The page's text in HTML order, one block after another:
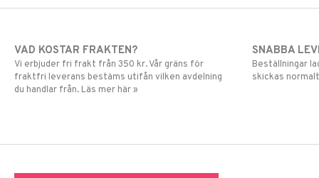
VAD KOSTAR FRAKTEN?
Vi erbjuder fri frakt från 350 kr. Vår gräns för
fraktfri leverans bestäms utifån vilken avdelning
du handlar från. Läs mer här »
SNABBA
Beställningar
skickas